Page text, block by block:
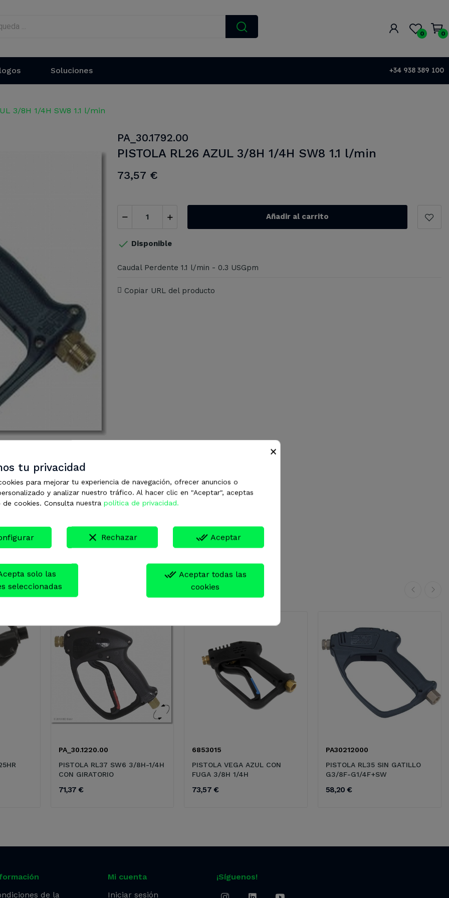
0 0
Soluciones +34 938 389 100
3/8H 1/4H SW8 1.1 l/min
PA_30.1792.00
PISTOLA RL26 AZUL 3/8H 1/4H SW8 1.1 l/min
73,57 €
Añadir al carrito
 Disponible
Caudal Perdente 1.1 l/min - 0.3 USGpm
Copiar URL del producto
PA_30.1220.00
PISTOLA RL37 SW6 3/8H-1/4H
CON GIRATORIO
71,37 €
6853015
PISTOLA VEGA AZUL CON
FUGA 3/8H 1/4H
73,57 €
PA30212000
PISTOLA RL35 SIN GATILLO
G3/8F-G1/4F+SW
58,20 €
de la
Mi cuenta
Iniciar sesión
¡Síguenos!
×
tu privacidad
para mejorar tu experiencia de navegación, ofrecer anuncios o
y analizar nuestro tráfico. Al hacer clic en "Aceptar", aceptas
de cookies. Consulta nuestra política de privacidad.
clear Rechazar done_all Aceptar
seleccionadas
done_all Aceptar todas las
cookies